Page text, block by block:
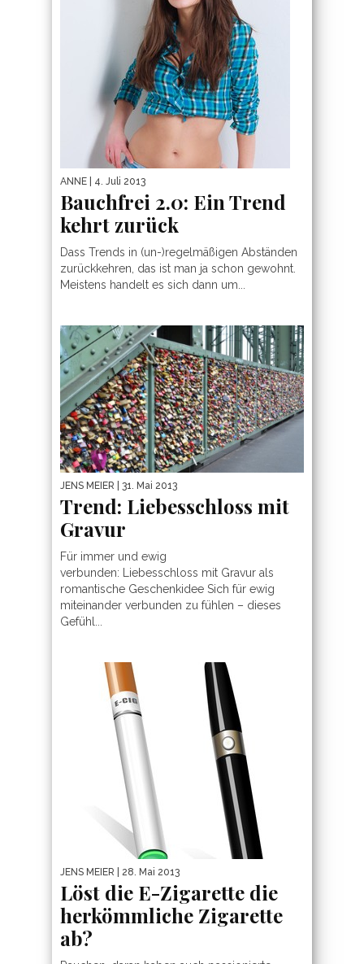
ANNE | 4. Juli 2013
Bauchfrei 2.0: Ein Trend
kehrt zurück
Dass Trends in (un-)regelmäßigen Abständen
zurückkehren, das ist man ja schon gewohnt.
Meistens handelt es sich dann um...
JENS MEIER | 31. Mai 2013
Trend: Liebesschloss mit
Gravur
Für immer und ewig
verbunden: Liebesschloss mit Gravur als
romantische Geschenkidee Sich für ewig
miteinander verbunden zu fühlen – dieses
Gefühl...
JENS MEIER | 28. Mai 2013
Löst die E-Zigarette die
herkömmliche Zigarette
ab?